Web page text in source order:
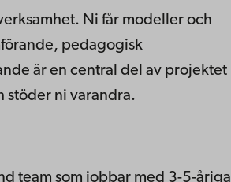
Ni får modeller och
pedagogisk
är en central del av projektet
stöder ni varandra.
team som jobbar med 3-5-åriga